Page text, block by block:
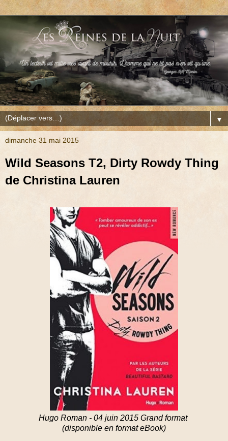
▼
dimanche 31 mai 2015
Wild Seasons T2, Dirty Rowdy Thing
de Christina Lauren
Hugo Roman - 04 juin 2015 Grand format
(disponible en format eBook)